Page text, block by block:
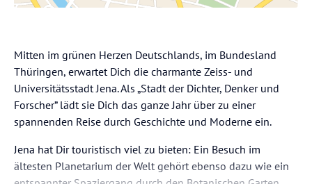
Mitten im grünen Herzen Deutschlands, im Bundesland
Thüringen, erwartet Dich die charmante Zeiss- und
Universitätsstadt Jena. Als „Stadt der Dichter, Denker und
Forscher” lädt sie Dich das ganze Jahr über zu einer
spannenden Reise durch Geschichte und Moderne ein.
Jena hat Dir touristisch viel zu bieten: Ein Besuch im
ältesten Planetarium der Welt gehört ebenso dazu wie ein